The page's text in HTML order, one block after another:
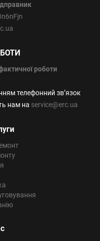
роботи
телефонний зв’язок
нам на service@erc.ua